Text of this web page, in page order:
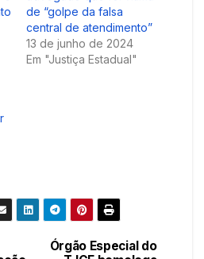
de “golpe da falsa
central de atendimento”
13 de junho de 2024
Em "Justiça Estadual"
Órgão Especial do